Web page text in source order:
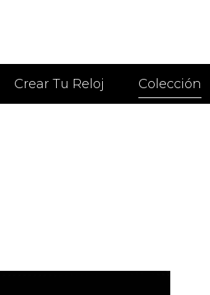
Crear Tu Reloj Colección